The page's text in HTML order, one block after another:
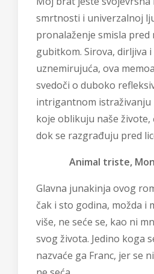
smrtnosti i univerzalnoj
pronalaženje smisla pred
gubitkom. Sirova, dirljiva
uznemirujuća, ova
svedoči o duboko
intrigantnom istraživanju
koje oblikuju naše
dok se razgrađuju pred
Animal triste,
Glavna junakinja ovog
čak i sto godina, možda i
više, ne seće se, kao ni
svog života. Jedino koga
nazvaće ga Franc, jer se